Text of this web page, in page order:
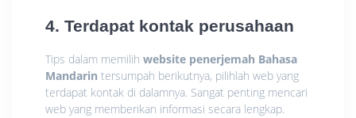
4. Terdapat kontak perusahaan
Tips dalam memilih website penerjemah Bahasa
Mandarin tersumpah berikutnya, pilihlah web yang
terdapat kontak di dalamnya. Sangat penting mencari
web yang memberikan informasi secara lengkap.